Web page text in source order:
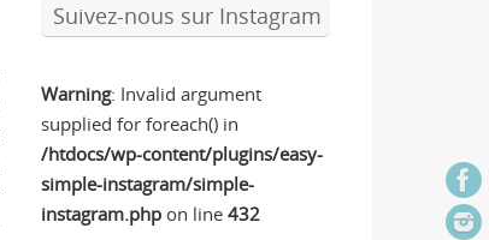
Suivez-nous sur Instagram
Warning: Invalid argument
supplied for foreach() in
/htdocs/wp-content/plugins/easy-
simple-instagram/simple-
instagram.php on line 432